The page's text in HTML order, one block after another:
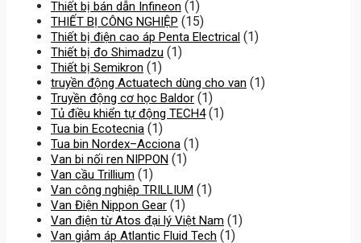
Thiết bị bán dẫn Infineon (1)
THIẾT BỊ CÔNG NGHIỆP (15)
Thiết bị điện cao áp Penta Electrical (1)
Thiết bị đo Shimadzu (1)
Thiết bị Semikron (1)
truyền động Actuatech dùng cho van (1)
Truyền động cơ học Baldor (1)
Tủ điều khiển tự động TECH4 (1)
Tua bin Ecotecnia (1)
Tua bin Nordex–Acciona (1)
Van bi nối ren NIPPON (1)
Van cầu Trillium (1)
Van công nghiệp TRILLIUM (1)
Van Điện Nippon Gear (1)
Van điện từ Atos đại lý Việt Nam (1)
Van giảm áp Atlantic Fluid Tech (1)